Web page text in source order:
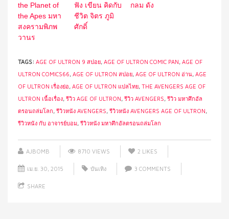
the Planet of
the Apes มหา
สงครามพิภพ
วานร
ฟัง เขียน คิดกับ
ชีวิต จิตร ภูมิ
ศักดิ์
กลม ดัง
TAGS: AGE OF ULTRON 9 สปอย, AGE OF ULTRON COMIC PAN, AGE OF
ULTRON COMICS66, AGE OF ULTRON สปอย, AGE OF ULTRON อ่าน, AGE
OF ULTRON เรื่องย่อ, AGE OF ULTRON แปลไทย, THE AVENGERS AGE OF
ULTRON เนื้อเรื่อง, รีวิว AGE OF ULTRON, รีวิว AVENGERS, รีวิว มหาศึกอัล
ตรอนถล่มโลก, รีวิวหนัง AVENGERS, รีวิวหนัง AVENGERS AGE OF ULTRON,
รีวิวหนัง กับ อาจารย์บอม, รีวิวหนัง มหาศึกอัลตรอนถล่มโลก
AJBOMB 8710 VIEWS 2 LIKES
เม.ย. 30, 2015 บันเทิง 3 COMMENTS
SHARE